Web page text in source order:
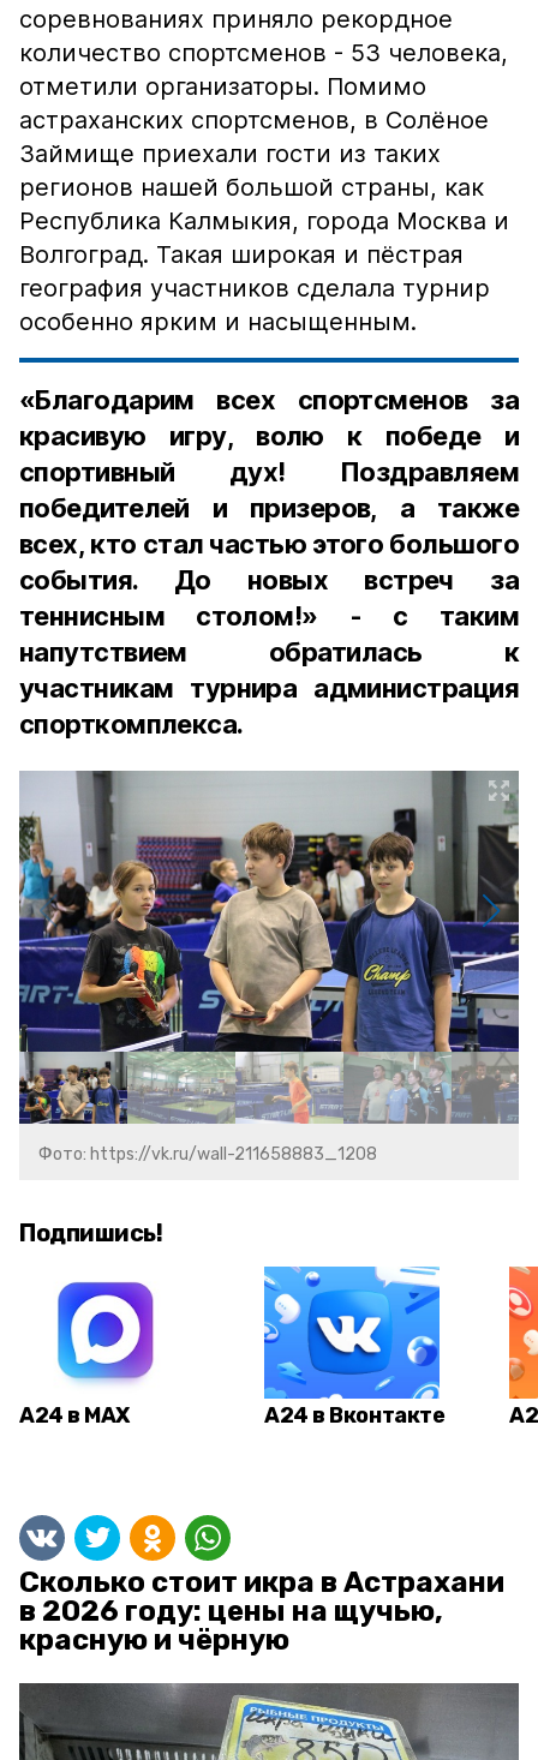
соревнованиях приняло рекордное
количество спортсменов - 53 человека,
отметили организаторы. Помимо
астраханских спортсменов, в Солёное
Займище приехали гости из таких
регионов нашей большой страны, как
Республика Калмыкия, города Москва и
Волгоград. Такая широкая и пёстрая
география участников сделала турнир
особенно ярким и насыщенным.
«Благодарим всех спортсменов за
красивую игру, волю к победе и
спортивный дух! Поздравляем
победителей и призеров, а также
всех, кто стал частью этого большого
события. До новых встреч за
теннисным столом!» - с таким
напутствием обратилась к
участникам турнира администрация
спорткомплекса.
Фото: https://vk.ru/wall-211658883_1208
Подпишись!
А24 в MAX А24 в Вконтакте
Сколько стоит икра в Астрахани
в 2026 году: цены на щучью,
красную и чёрную